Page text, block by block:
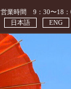
営業時間 9：30〜18
ENG
日本語